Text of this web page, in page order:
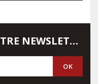
INSCRIVEZ-VOUS À NOTRE NEWSLETTER